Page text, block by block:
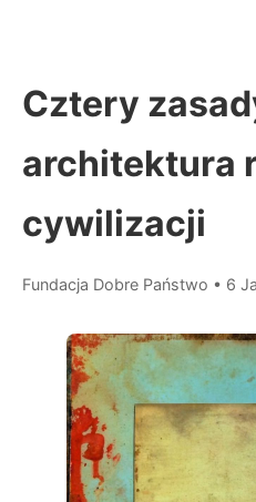
Cztery
architektura
cywilizacji
Fundacja Dobre Państwo • 6